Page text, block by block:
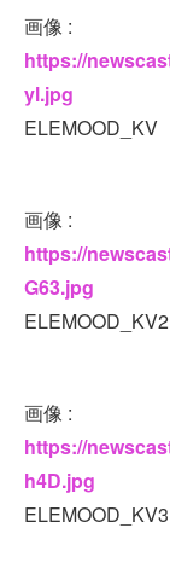
画像 :
https://
yl.jpg
ELEMOOD_KV
画像 :
https://
G63.jpg
ELEMOOD_KV2
画像 :
https://
h4D.jpg
ELEMOOD_KV3